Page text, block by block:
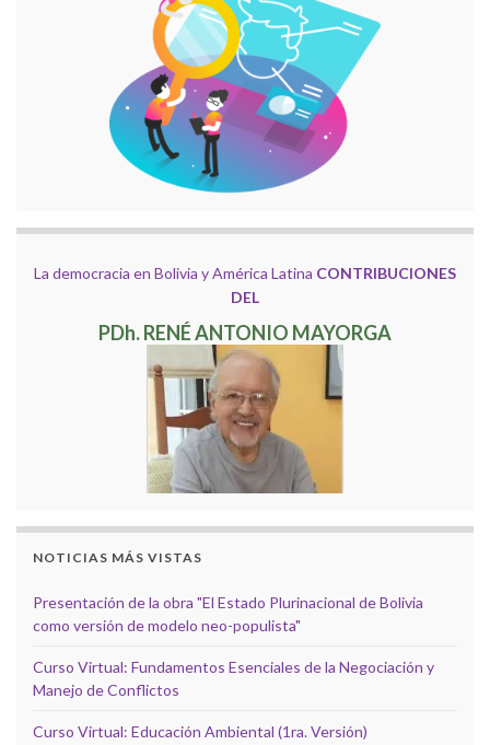
La democracia en Bolivia y América Latina CONTRIBUCIONES
DEL
PDh. RENÉ ANTONIO MAYORGA
NOTICIAS MÁS VISTAS
Presentación de la obra "El Estado Plurinacional de Bolivia
como versión de modelo neo-populista"
Curso Virtual: Fundamentos Esenciales de la Negociación y
Manejo de Conflictos
Curso Virtual: Educación Ambiental (1ra. Versión)